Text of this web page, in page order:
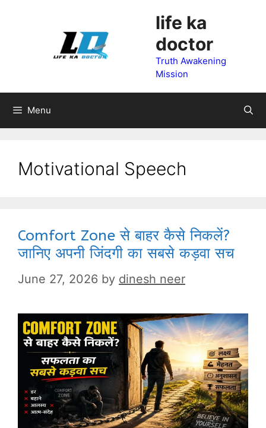
life ka
doctor
Truth Awakening
Mission
Menu
Motivational Speech
Comfort Zone से बाहर कैसे निकलें?
जानिए अपनी जिंदगी का सबसे कड़वा सच
June 27, 2026 by dinesh neer